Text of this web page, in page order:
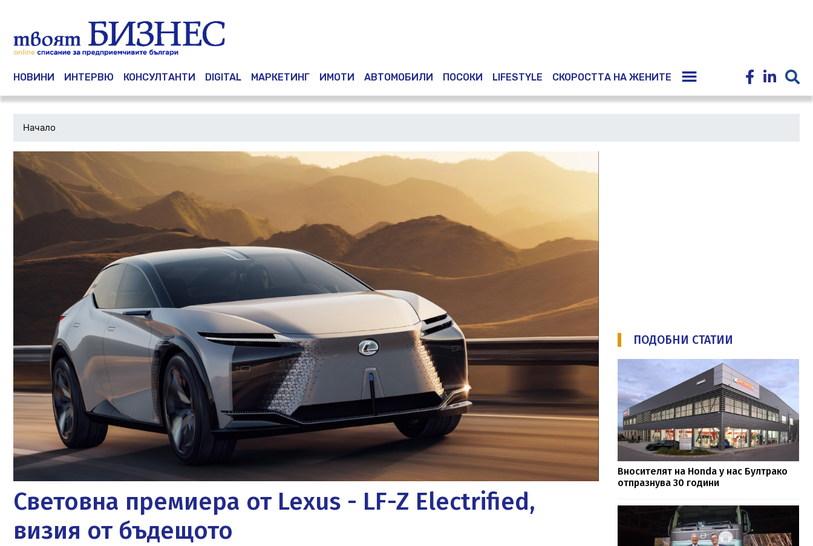
Main navigation
НОВИНИ ИНТЕРВЮ КОНСУЛТАНТИ DIGITAL МАРКЕТИНГ ИМОТИ АВТОМОБИЛИ ПОСОКИ LIFESTYLE СКОРОСТТА НА ЖЕНИТЕ
Начало
Водеща
снимка
Световна премиера от Lexus - LF-Z Electrified,
визия от бъдещото
ПОДОБНИ СТАТИИ
Вносителят на Honda у нас Бултрако
отпразнува 30 години